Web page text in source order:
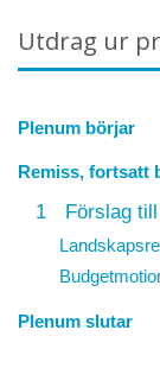
Utdrag ur
Plenum börjar
Remiss, fortsatt
1 Förslag
Plenum slutar